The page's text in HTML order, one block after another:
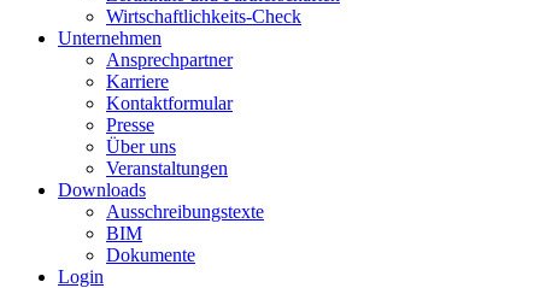
Wirtschaftlichkeits-Check
Unternehmen
Ansprechpartner
Karriere
Kontaktformular
Presse
Über uns
Veranstaltungen
Downloads
Ausschreibungstexte
BIM
Dokumente
Login